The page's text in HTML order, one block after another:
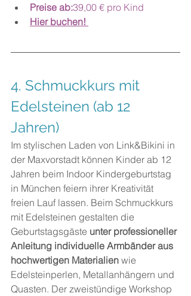
Preise ab:39,00 € pro Kind
Hier buchen!
4. Schmuckkurs mit
Edelsteinen (ab 12
Jahren)
Im stylischen Laden von Link&Bikini in
der Maxvorstadt können Kinder ab 12
Jahren beim Indoor Kindergeburtstag
in München feiern ihrer Kreativität
freien Lauf lassen. Beim Schmuckkurs
mit Edelsteinen gestalten die
Geburtstagsgäste unter professioneller
Anleitung individuelle Armbänder aus
hochwertigen Materialien wie
Edelsteinperlen, Metallanhängern und
Quasten. Der zweistündige Workshop